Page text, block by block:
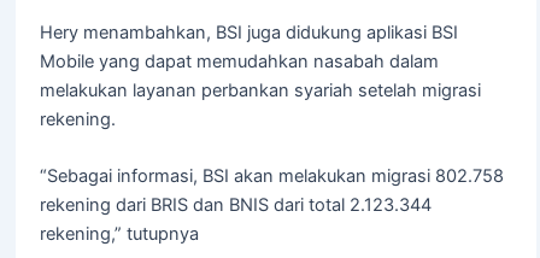
Hery menambahkan, BSI juga didukung aplikasi BSI
Mobile yang dapat memudahkan nasabah dalam
melakukan layanan perbankan syariah setelah migrasi
rekening.
“Sebagai informasi, BSI akan melakukan migrasi 802.758
rekening dari BRIS dan BNIS dari total 2.123.344
rekening,” tutupnya